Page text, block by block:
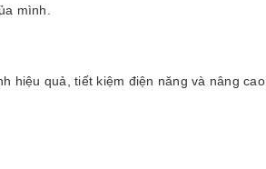
mình.
hiệu quả, tiết kiệm điện năng và nâng cao